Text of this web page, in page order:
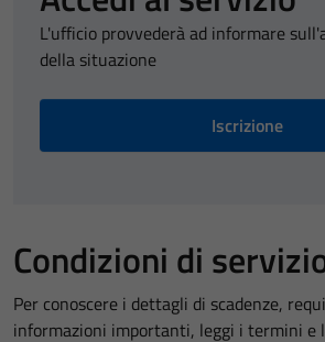
L'ufficio provvederà ad informare
della situazione
Iscrizione
Condizioni di
Per conoscere i dettagli di scadenze,
informazioni importanti, leggi i termini e